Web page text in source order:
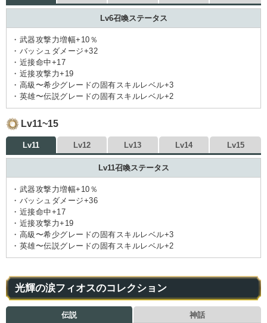
Lv6召喚ステータス
・武器攻撃力増幅+10％
・バッシュダメージ+32
・近接命中+17
・近接攻撃力+19
・高級〜希少グレードの固有スキルレベル+3
・英雄〜伝説グレードの固有スキルレベル+2
Lv11~15
Lv11 Lv12 Lv13 Lv14 Lv15
Lv11召喚ステータス
・武器攻撃力増幅+10％
・バッシュダメージ+36
・近接命中+17
・近接攻撃力+19
・高級〜希少グレードの固有スキルレベル+3
・英雄〜伝説グレードの固有スキルレベル+2
光輝の涙フィオスのコレクション
伝説 神話